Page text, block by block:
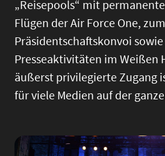
„Reisepools“ mit
Flügen der Air Force One, zum
Präsidentschaftskonvoi
Presseaktivitäten im Weißen
äußerst privilegierte Zugang
für viele Medien auf der
Image